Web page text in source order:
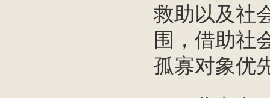
救助以及社
围，借助社
孤寡对象优